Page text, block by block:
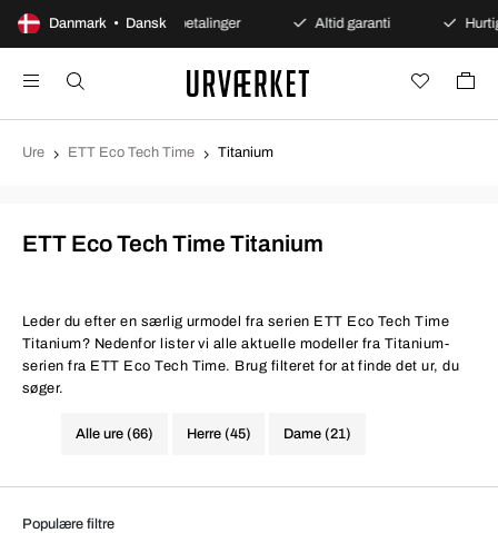
Danmark • Dansk
køb Sikre betalinger Altid garanti Hurtig
Ure ETT Eco Tech Time Titanium
ETT Eco Tech Time Titanium
Leder du efter en særlig urmodel fra serien ETT Eco Tech Time
Titanium? Nedenfor lister vi alle aktuelle modeller fra Titanium-
serien fra ETT Eco Tech Time. Brug filteret for at finde det ur, du
søger.
Alle ure (66) Herre (45) Dame (21)
Populære filtre